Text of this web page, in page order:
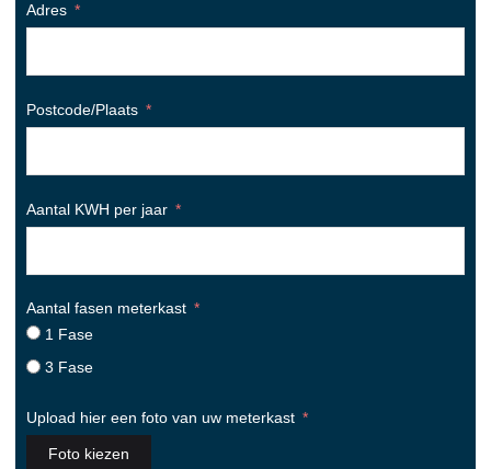
Adres
Postcode/Plaats
Aantal KWH per jaar
Aantal fasen meterkast
1 Fase
3 Fase
Upload hier een foto van uw meterkast
Foto kiezen